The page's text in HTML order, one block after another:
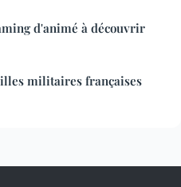
d'animé à découvrir
militaires françaises